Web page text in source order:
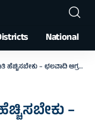
National
ಹೆಚ್ಚಿಸಬೇಕು – ಛಲವಾದಿ ಆಗ್ರಹ
–